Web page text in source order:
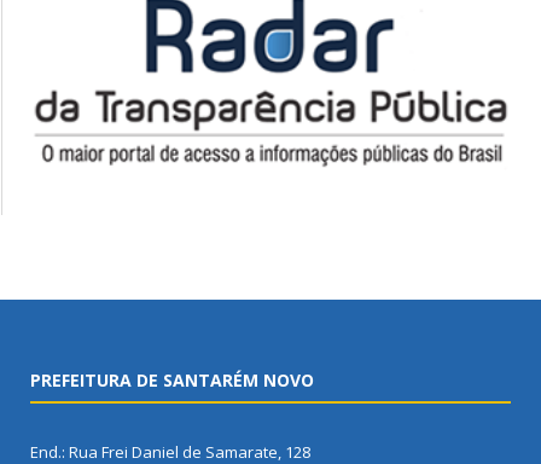
PREFEITURA DE SANTARÉM NOVO
End.: Rua Frei Daniel de Samarate, 128